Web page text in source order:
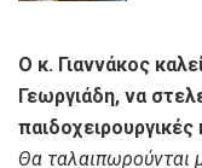
Ο κ. Γιαννάκος
Γεωργιάδη, να
παιδοχειρουργικές
Θα ταλαιπωρούνται